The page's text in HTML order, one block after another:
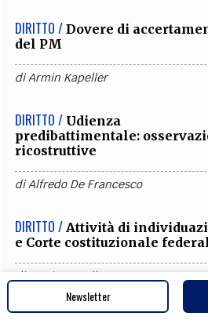
DIRITTO / Dovere di
del PM
diArmin Kapeller
DIRITTO / Udienza
predibattimentale:
ricostruttive
diAlfredo De Francesco
DIRITTO / Attività di
e Corte costituzionale
di Armin Kapeller
DIRITTO /
Newsletter